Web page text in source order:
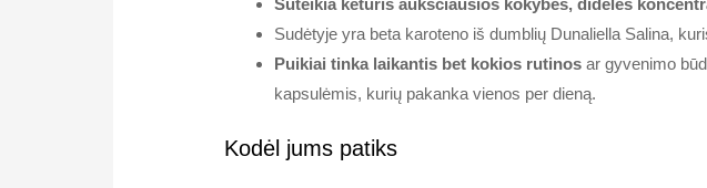
Suteikia keturis aukščiausios kokybės, didelės
Sudėtyje yra beta karoteno iš dumblių Dunaliella Salina,
Puikiai tinka laikantis bet kokios rutinos ar gyvenimo
kapsulėmis, kurių pakanka vienos per dieną.
Kodėl jums patiks